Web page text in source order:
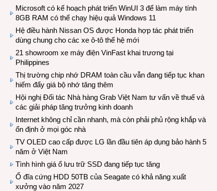
Microsoft có kế hoạch phát triển WinUI 3 để làm máy tính
8GB RAM có thể chạy hiệu quả Windows 11
Hệ điều hành Nissan OS được Honda hợp tác phát triển
dùng chung cho các xe ô-tô thế hệ mới
21 showroom xe máy điện VinFast khai trương tại
Philippines
Thị trường chip nhớ DRAM toàn cầu vẫn đang tiếp tục khan
hiếm đẩy giá bộ nhớ tăng thêm
Hội nghị Đối tác Nhà hàng Grab Việt Nam tư vấn về thuế và
các giải pháp tăng trưởng kinh doanh
Internet không chỉ cần nhanh, mà còn phải phủ rộng khắp và
ổn định ở mọi góc nhà
TV OLED cao cấp được LG lần đầu tiên áp dụng bảo hành 5
năm ở Việt Nam
Tình hình giá ổ lưu trữ SSD đang tiếp tục tăng
Ổ đĩa cứng HDD 50TB của Seagate có khả năng xuất
xưởng vào năm 2027